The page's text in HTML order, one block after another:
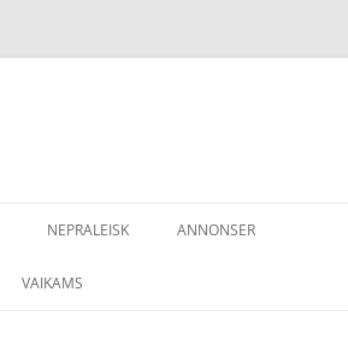
NEPRALEISK ANNONSER
VAIKAMS